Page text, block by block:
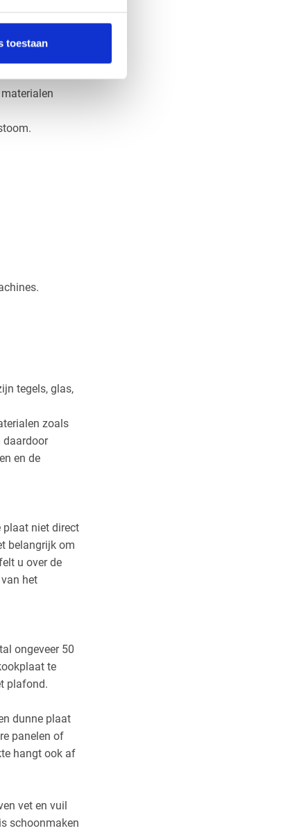
toestaanof
tegels, glas,
zoals
daardoor
en de
plaat niet direct
belangrijk om
u over de
het
ongeveer 50
te
plafond.
dunne plaat
panelen of
hangt ook af
vet en vuil
schoonmaken